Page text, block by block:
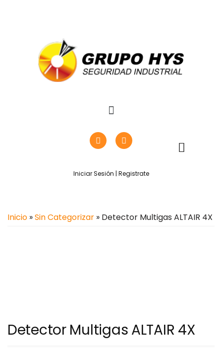
Iniciar Sesión | Registrate
Inicio »Sin Categorizar » Detector Multigas ALTAIR 4X
Detector Multigas ALTAIR 4X